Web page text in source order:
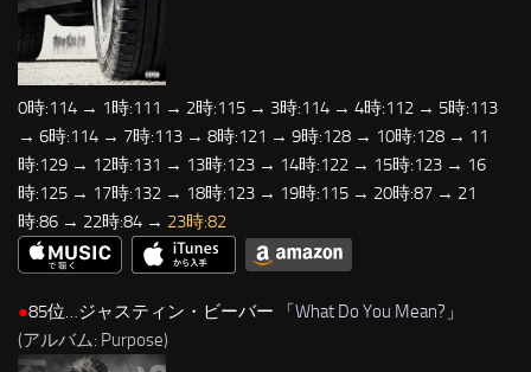
0時:114 → 1時:111 → 2時:115 → 3時:114 → 4時:112 → 5時:113
→ 6時:114 → 7時:113 → 8時:121 → 9時:128 → 10時:128 → 11
時:129 → 12時:131 → 13時:123 → 14時:122 → 15時:123 → 16
時:125 → 17時:132 → 18時:123 → 19時:115 → 20時:87 → 21
時:86 → 22時:84 → 23時:82
●85位…ジャスティン・ビーバー 「What Do You Mean? 」
(アルバム: Purpose)